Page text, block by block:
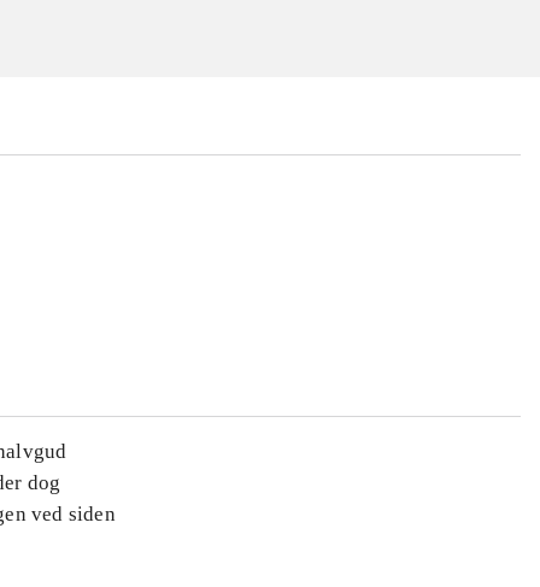
dog
ved siden